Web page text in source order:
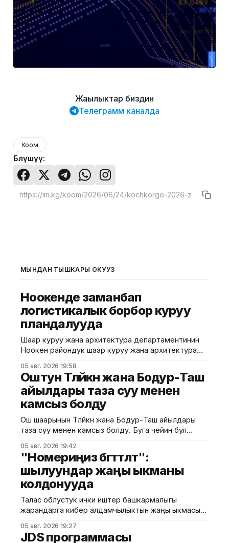
Жаңылыктар биздин
Телеграмм каналда
Коом
Бөлүшүү:
МЫНДАН ТЫШКАРЫ ОКУҢУЗ
Ноокенде заманбап
логистикалык борбор куруу
пландалууда
Шаар куруу жана архитектура департаментинин
Ноокен райондук шаар куруу жана архитектура
районундагы Кызыл-Туу айылынын Кен-Сай
тилкесинде курула турган мөмө-жемиштерди
сактоочу транспорттук-логистикалык борбордун
эскиздик долбоорун иштеп чыкты. Курулуш
министрлигинин маалыматына ылайык, долбоор
айыл чарба продукцияларын сактоо, кайра
иштетүү жана ташуу үчүн заманбап
05 авг. 2026 19:58
Оштун Төлөйкөн жана Бодур-Таш
айылдары таза суу менен
камсыз болду
Ош шаарынын Төлөйкөн жана Бодур-Таш айылдары
таза суу менен камсыз болду. Буга чейин бул
шаардык мэриясынын малыматына ылайык, учурда
эки айылдагы жалпысынан 900 кожолукка таза суу
берилди. Дагы 100 үйдү таза суу тармагына кошуу
иштери уланууда. Белгилей кетсек, буга чейин
аталган айылдарда
05 авг. 2026 19:42
"Номериңиз бөгөттөлөт":
шылуундар жаңы ыкманы
колдонууда
Талас облустук ички иштер башкармалыгы
жарандарга кибер алдамчылыктын жаңы ыкмасы
алдамчылар өздөрүн байланыш операторунун
кызматкерлери катары тааныштырып, телефон
05 авг. 2026 19:27
JDS программасы